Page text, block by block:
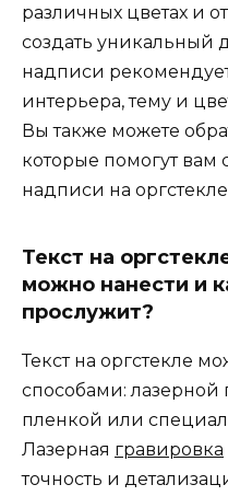
различных цветах и
создать уникальный
надписи
интерьера, тему и
Вы также можете
которые помогут
надписи на
Текст на
можно нанести и
прослужит?
Текст на оргстекле
способами:
пленкой или
Лазерная гравировка
точность и